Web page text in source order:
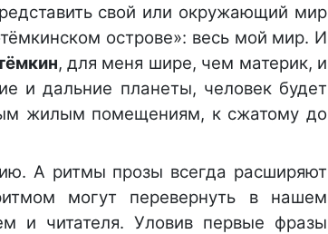
свой или окружающий мир
острове»: весь мой мир. И
, для меня шире, чем материк, и
и дальние планеты, человек будет
жилым помещениям, к сжатому до
А ритмы прозы всегда расширяют
могут перевернуть в нашем
и читателя. Уловив первые фразы